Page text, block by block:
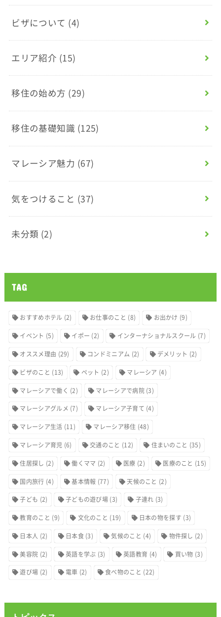
ビザについて (4)
エリア紹介 (15)
移住の始め方 (29)
移住の基礎知識 (125)
マレーシア魅力 (67)
気をつけること (37)
未分類 (2)
TAG
おすすめホテル (2) お仕事のこと (8) お出かけ (9)
イベント (5) イポー (2) インターナショナルスクール (7)
オススメ理由 (29) コンドミニアム (2) デメリット (2)
ビザのこと (13) ペット (2) マレーシア (4)
マレーシアで働く (2) マレーシアで病院(3)
マレーシアグルメ (7) マレーシア子育て (4)
マレーシア生活 (11) マレーシア移住 (48)
マレーシア育児 (6) 交通のこと (12) 住まいのこと (35)
住居探し (2) 働くママ (2) 医療 (2) 医療のこと (15)
国内旅行 (4) 基本情報 (77) 天候のこと (2)
子ども (2) 子どもの遊び場 (3) 子連れ (3)
教育のこと (9) 文化のこと (19) 日本の物を探す (3)
日本人 (2) 日本食(3) 気候のこと (4) 物件探し (2)
美容院 (2) 英語を学ぶ (3) 英語教育 (4) 買い物 (3)
遊び場 (2) 電車 (2) 食べ物のこと (22)